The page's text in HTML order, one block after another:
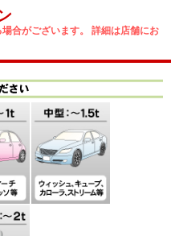
合がございます。 詳細は店舗にお